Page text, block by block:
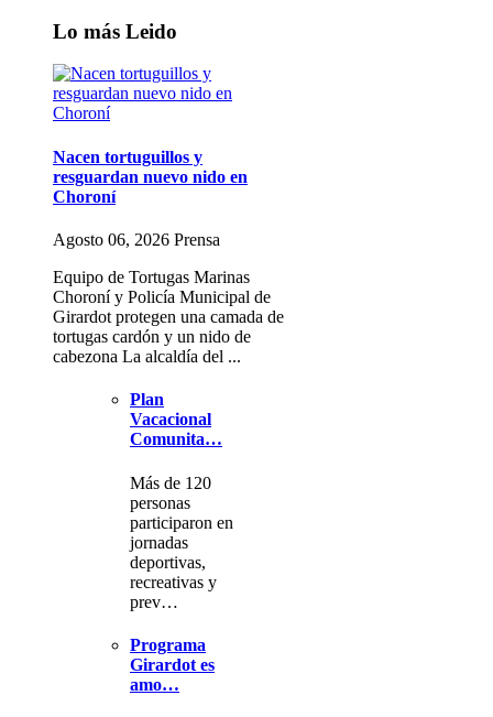
Lo más Leido
Nacen tortuguillos y
resguardan nuevo nido en
Choroní
Agosto 06, 2026 Prensa
Equipo de Tortugas Marinas
Choroní y Policía Municipal de
Girardot protegen una camada de
tortugas cardón y un nido de
cabezona La alcaldía del ...
Plan
Vacacional
Comunita…
Más de 120
personas
participaron en
jornadas
deportivas,
recreativas y
prev…
Programa
Girardot es
amo…